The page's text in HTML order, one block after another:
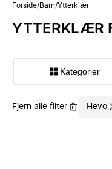
Forside/Barn/Ytterklær
YTTERKLÆR
Kategorier
Fjern alle filter Hevo